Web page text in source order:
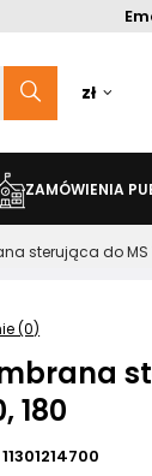
zł
ZAMÓWIENIA
sterująca do MS
(0)
180
11301214700